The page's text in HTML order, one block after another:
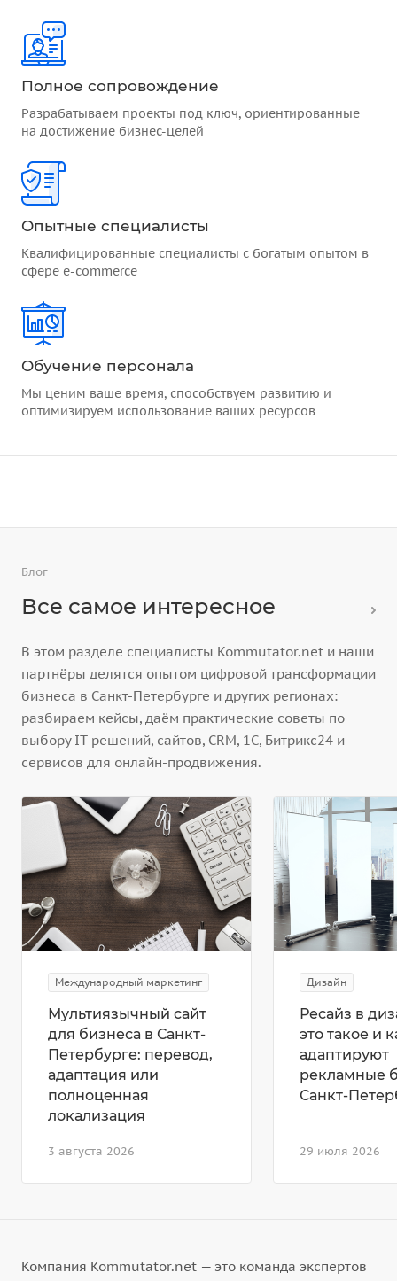
Полное сопровождение
Разрабатываем проекты под ключ, ориентированные
на достижение бизнес-целей
Опытные специалисты
Квалифицированные специалисты с богатым опытом в
сфере e-commerce
Обучение персонала
Мы ценим ваше время, способствуем развитию и
оптимизируем использование ваших ресурсов
Блог
Все самое интересное
В этом разделе специалисты Kommutator.net и наши
партнёры делятся опытом цифровой трансформации
бизнеса в Санкт-Петербурге и других регионах:
разбираем кейсы, даём практические советы по
выбору IT-решений, сайтов, CRM, 1С, Битрикс24 и
сервисов для онлайн-продвижения.
Международный маркетинг
3 августа 2026
Мультиязычный сайт
для бизнеса в Санкт-
Петербурге: перевод,
адаптация или
полноценная
локализация
Дизайн
29 июля 2026
Ресайз в
это такое и
адаптируют
рекламные
Санкт-
Компания Kommutator.net — это команда экспертов